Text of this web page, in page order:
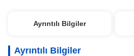
Ayrıntılı Bilgiler
Ayrıntılı Bilgiler